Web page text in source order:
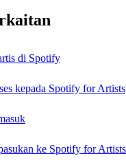
di Spotify
kepada Spotify for Artists
ke Spotify for Artists